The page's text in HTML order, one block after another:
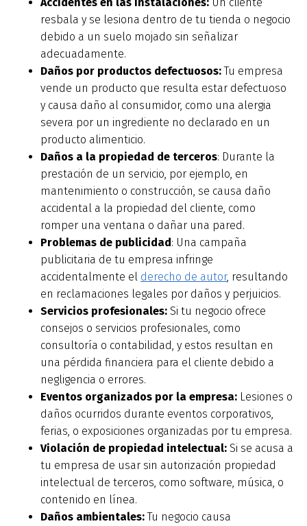
resbala y se lesiona dentro de tu tienda o negocio
debido a un suelo mojado sin señalizar
adecuadamente.
Daños por productos defectuosos:Tu empresa
vende un producto que resulta estar defectuoso
y causa daño al consumidor, como una alergia
severa por un ingrediente no declarado en un
producto alimenticio.
Daños a la propiedad de terceros: Durante la
prestación de un servicio, por ejemplo, en
mantenimiento o construcción, se causa daño
accidental a la propiedad del cliente, como
romper una ventana o dañar una pared.
Problemas de publicidad: Una campaña
publicitaria de tu empresa infringe
accidentalmente el derecho de autor, resultando
en reclamaciones legales por daños y perjuicios.
Servicios profesionales: Si tu negocio ofrece
consejos o servicios profesionales, como
consultoría o contabilidad, y estos resultan en
una pérdida financiera para el cliente debido a
negligencia o errores.
Eventos organizados por la empresa: Lesiones o
daños ocurridos durante eventos corporativos,
ferias, o exposiciones organizadas por tu empresa.
Violación de propiedad intelectual: Si se acusa a
tu empresa de usar sin autorización propiedad
intelectual de terceros, como software, música, o
contenido en línea.
Daños ambientales:Tu negocio causa